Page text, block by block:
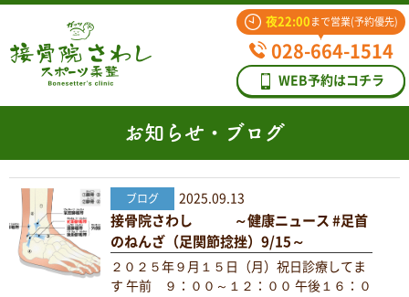
夜22:00 まで営業(予約優先)
028-664-1514
WEB予約はコチラ
お知らせ・ブログ
ブログ 2025.09.13
接骨院さわし ～健康ニュース #足首
のねんざ（足関節捻挫）9/15～
２０２５年９月１５日（月）祝日診療してま
す 午前 ９：００～１２：００ 午後１６：０